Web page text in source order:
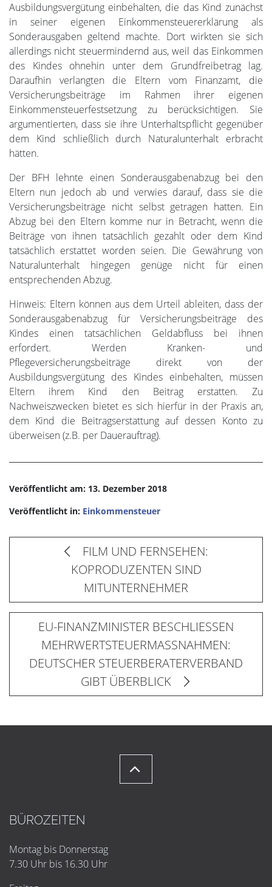
Ausbildungsvergütung einbehalten, die das Kind zunächst
in seiner eigenen Einkommensteuererklärung als
Sonderausgaben geltend machte. Dort wirkten sie sich
allerdings nicht steuermindernd aus, weil das Einkommen
des Kindes ohnehin unter dem Grundfreibetrag lag.
Daraufhin verlangten die Eltern vom Finanzamt, die
Versicherungsbeiträge im Rahmen ihrer eigenen
Einkommensteuerfestsetzung zu berücksichtigen. Sie
argumentierten, dass sie ihre Unterhaltspflicht gegenüber
dem Kind schließlich durch Naturalunterhalt erbracht
hätten.
Der BFH lehnte einen Sonderausgabenabzug bei den
Eltern nun jedoch ab und verwies darauf, dass sie die
Versicherungsbeiträge nicht selbst getragen hatten. Ein
Abzug bei den Eltern komme nur in Betracht, wenn die
Beiträge von ihnen tatsächlich gezahlt oder dem Kind
tatsächlich erstattet worden seien. Die Gewährung von
Naturalunterhalt hingegen genüge nicht für einen
entsprechenden Abzug.
Hinweis: Eltern können aus dem Urteil ableiten, dass der
Sonderausgabenabzug für Versicherungsbeiträge des
Kindes einen tatsächlichen Geldabfluss bei ihnen
erfordert. Werden Kranken- und
Pflegeversicherungsbeiträge direkt von der
Ausbildungsvergütung des Kindes einbehalten, müssen
Eltern ihrem Kind den Beitrag erstatten. Zu
Nachweiszwecken bietet es sich hierfür in der Praxis an,
dem Kind die Beitragserstattung auf dessen Konto zu
überweisen (z.B. per Dauerauftrag).
Veröffentlicht am: 13. Dezember 2018
Veröffentlicht in: Einkommensteuer
FILM UND FERNSEHEN:
KOPRODUZENTEN SIND
MITUNTERNEHMER
EU-FINANZMINISTER BESCHLIESSEN
MEHRWERTSTEUERMASSNAHMEN:
DEUTSCHER STEUERBERATERVERBAND
GIBT ÜBERBLICK
BÜROZEITEN
Montag bis Donnerstag
7.30 Uhr bis 16.30 Uhr